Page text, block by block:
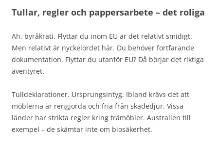
Tullar, regler och pappersarbete – det roliga
Ah, byråkrati. Flyttar du inom EU är det relativt smidigt.
Men relativt är nyckelordet här. Du behöver fortfarande
dokumentation. Flyttar du utanför EU? Då börjar det riktiga
äventyret.
Tulldeklarationer. Ursprungsintyg. Ibland krävs det att
möblerna är rengjorda och fria från skadedjur. Vissa
länder har strikta regler kring trämöbler. Australien till
exempel – de skämtar inte om biosäkerhet.